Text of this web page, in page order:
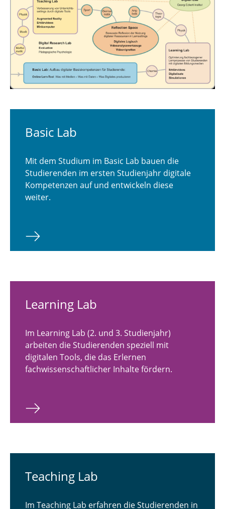
Basic Lab
Mit dem Studium im Basic Lab bauen die
Studierenden im ersten Studienjahr digitale
Kompetenzen auf und entwickeln diese
weiter.
Learning Lab
Im Learning Lab (2. und 3. Studienjahr)
arbeiten die Studierenden speziell mit
digitalen Tools, die das Erlernen
fachwissenschaftlicher Inhalte fördern.
Teaching Lab
Im Teaching Lab erfahren die Studierenden in